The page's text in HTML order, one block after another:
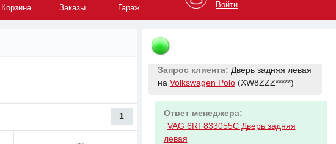
Корзина Заказы Гараж
Войти
1
13- Octavia 12- Passat 14- Tiguan 16-
Golf 12-
9 авг 14:36
Запрос клиента: Дверь задняя левая
на Volkswagen Polo(XW8ZZZ*****)
Ответ менеджера:
- VAG 6RF833055C Дверь задняя
левая